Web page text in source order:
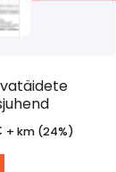
+ km (24%)